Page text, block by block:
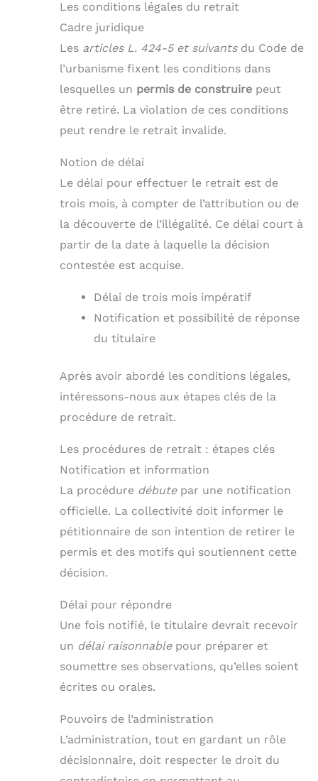
Les conditions légales du retrait
Cadre juridique
Les articles L. 424-5 et suivantsdu Code de
l’urbanisme fixent les conditions dans
lesquelles un permis de construire peut
être retiré. La violation de ces conditions
peut rendre le retrait invalide.
Notion de délai
Le délai pour effectuer le retrait est de
trois mois, à compter de l’attribution ou de
la découverte de l’illégalité. Ce délai court à
partir de la date à laquelle la décision
contestée est acquise.
Délai de trois mois impératif
Notification et possibilité de réponse
du titulaire
Après avoir abordé les conditions légales,
intéressons-nous aux étapes clés de la
procédure de retrait.
Les procédures de retrait : étapes clés
Notification et information
La procédure débutepar une notification
officielle. La collectivité doit informer le
pétitionnaire de son intention de retirer le
permis et des motifs qui soutiennent cette
décision.
Délai pour répondre
Une fois notifié, le titulaire devrait recevoir
un délai raisonnablepour préparer et
soumettre ses observations, qu’elles soient
écrites ou orales.
Pouvoirs de l’administration
L’administration, tout en gardant un rôle
décisionnaire, doit respecter le droit du